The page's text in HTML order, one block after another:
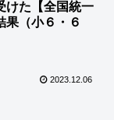
けた【全国統一
果（小６・６
2023.12.06